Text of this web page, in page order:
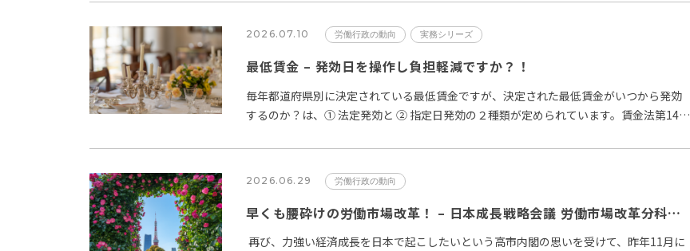
2026.07.10 労働行政の動向 実務シリーズ
最低賃金 – 発効日を操作し負担軽減ですか？！
毎年都道府県別に決定されている最低賃金ですが、決定された最低賃金がいつから発効
するのか？は、① 法定発効と ② 指定日発効の２種類が定められています。賃金法第14条
2026.06.29 労働行政の動向
早くも腰砕けの労働市場改革！ – 日本成長戦略会議 労働市場改革分科会とりまとめが６月２日に公表
再び、力強い経済成長を日本で起こしたいという高市内閣の思いを受けて、昨年11月に